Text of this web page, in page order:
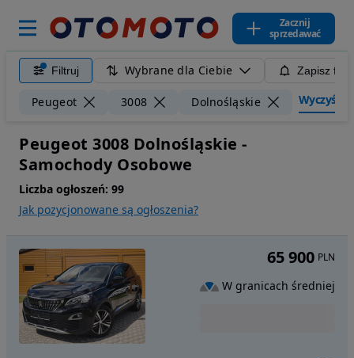
Zacznij
sprzedawać
Filtruj Wybrane dla Ciebie Zapisz
Peugeot 3008 Dolnośląskie Wyczyść
Peugeot 3008 Dolnośląskie -
Samochody Osobowe
Liczba ogłoszeń: 99
Jak pozycjonowane są ogłoszenia?
65 900 PLN
W granicach średniej